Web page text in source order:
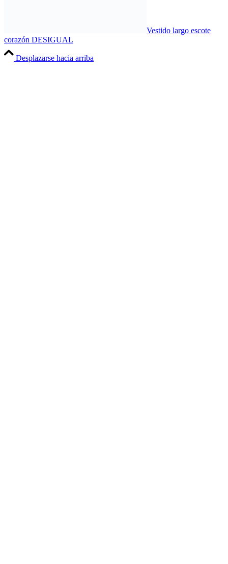
Vestido largo escote
corazón DESIGUAL
Desplazarse hacia arriba